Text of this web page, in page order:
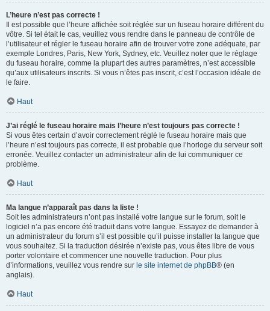
L’heure n’est pas correcte !
Il est possible que l’heure affichée soit réglée sur un fuseau horaire différent du
vôtre. Si tel était le cas, veuillez vous rendre dans le panneau de contrôle de
l’utilisateur et régler le fuseau horaire afin de trouver votre zone adéquate, par
exemple Londres, Paris, New York, Sydney, etc. Veuillez noter que le réglage
du fuseau horaire, comme la plupart des autres paramètres, n’est accessible
qu’aux utilisateurs inscrits. Si vous n’êtes pas inscrit, c’est l’occasion idéale de
le faire.
Haut
J’ai réglé le fuseau horaire mais l’heure n’est toujours pas correcte !
Si vous êtes certain d’avoir correctement réglé le fuseau horaire mais que
l’heure n’est toujours pas correcte, il est probable que l’horloge du serveur soit
erronée. Veuillez contacter un administrateur afin de lui communiquer ce
problème.
Haut
Ma langue n’apparaît pas dans la liste !
Soit les administrateurs n’ont pas installé votre langue sur le forum, soit le
logiciel n’a pas encore été traduit dans votre langue. Essayez de demander à
un administrateur du forum s’il est possible qu’il puisse installer la langue que
vous souhaitez. Si la traduction désirée n’existe pas, vous êtes libre de vous
porter volontaire et commencer une nouvelle traduction. Pour plus
d’informations, veuillez vous rendre sur le site internet de phpBB® (en
anglais).
Haut